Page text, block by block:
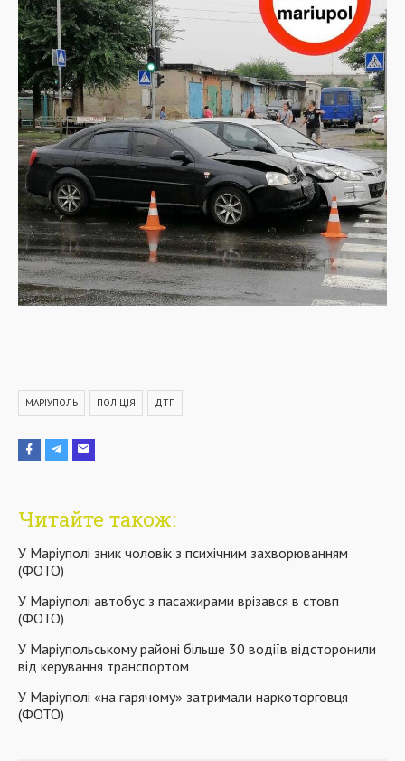
МАРІУПОЛЬ ПОЛІЦІЯ ДТП
Читайте також:
У Маріуполі зник чоловік з психічним захворюванням
(ФОТО)
У Маріуполі автобус з пасажирами врізався в стовп
(ФОТО)
У Маріупольському районі більше 30 водіїв відсторонили
від керування транспортом
У Маріуполі «на гарячому» затримали наркоторговця
(ФОТО)